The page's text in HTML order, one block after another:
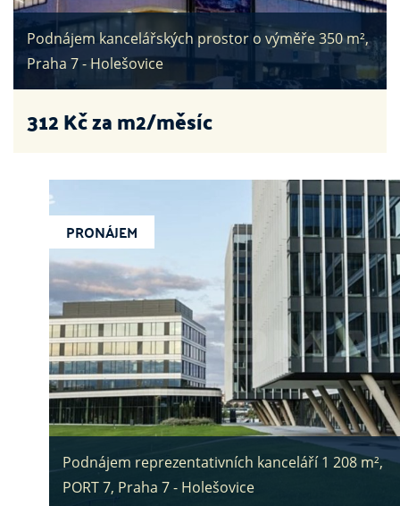
Podnájem kancelářských prostor o výměře 350 m²,
Praha 7 - Holešovice
312Kč za m2/měsíc
Podnájem reprezentativních kanceláří 1 208 m²,
PORT 7, Praha 7 - Holešovice
PRONÁJEM